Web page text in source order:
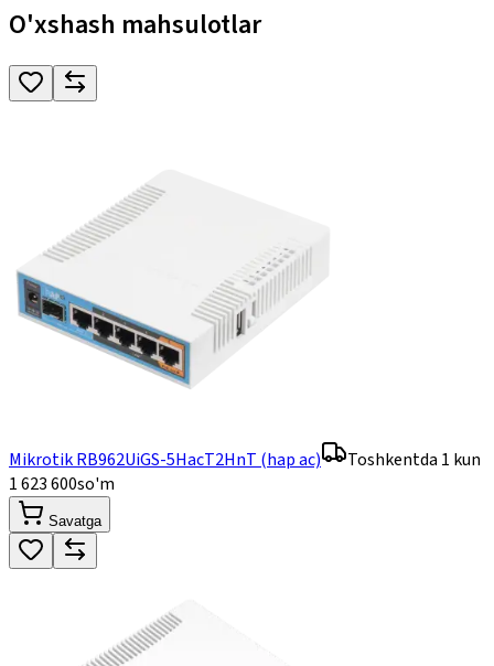
O'xshash mahsulotlar
Mikrotik RB962UiGS-5HacT2HnT (hap ac)
Toshkentda 1 kun
1 623 600so'm
Savatga